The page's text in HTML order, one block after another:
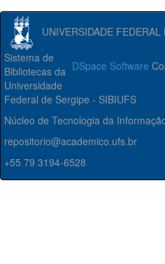
UNIVERSIDADE FEDERAL
DSpace Software
Sistema de
Bibliotecas da
Universidade
Federal de Sergipe - SIBIUFS
Núcleo de Tecnologia da
repositorio@academico.ufs.br
+55 79 3194-6528